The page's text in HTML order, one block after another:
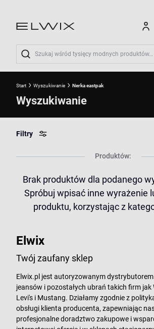
Wyszukaj
Start Wyszukiwanie Nerka eastpak
Wyszukiwanie
Filtry
Produktów:
Brak produktów dla podanego
Spróbuj wpisać inne wyrażenie
produktu, korzystając z
Elwix
Twój zaufany sklep
Elwix.pl jest autoryzowanym
jeansów i pozostałych ubrań takich firm jak
Levi's i Mustang. Działamy zgodnie z
obsługi klienta producenta, zapewniając
profesjonalne doradztwo zakupowe i